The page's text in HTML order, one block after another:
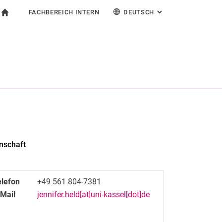
FACHBEREICH INTERN DEUTSCH : ALTERNATIVE
+49 561 804-7381
jennifer.held[at]uni-kassel[dot]de